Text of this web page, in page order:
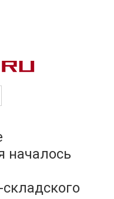
началось